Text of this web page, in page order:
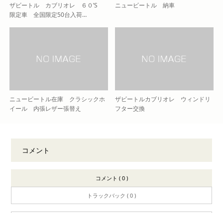
ザビートル カブリオレ ６０’S
限定車 全国限定50台入荷…
ニュービートル 納車
ニュービートル在庫 クラシックホ
イール 内張レザー張替え
ザビートルカブリオレ ウィンドリ
フター交換
コメント
コメント ( 0 )
トラックバック ( 0 )